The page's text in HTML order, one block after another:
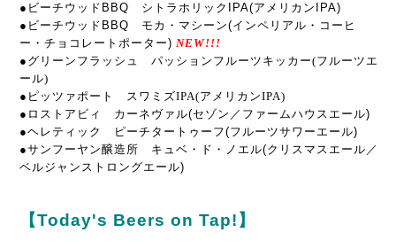
●ビーチウッドBBQ シトラホリックIPA(アメリカンIPA)
●ビーチウッドBBQ モカ・マシーン(インペリアル・コーヒ
ー・チョコレートポーター) NEW!!!
●グリーンフラッシュ パッションフルーツキッカー(フルーツエ
ール)
●ピッツァポート スワミズIPA(アメリカンIPA)
● ロストアビィ カーネヴァル(セゾン／ファームハウスエール)
●ヘレティック ピーチタートゥーフ(フルーツサワーエール)
●サンフーヤン醸造所 キュベ・ド・ノエル(クリスマスエール／
ベルジャンストロングエール)
【Today's Beers on Tap!】